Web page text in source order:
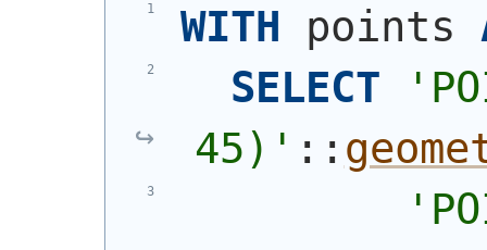
WITH points
SELECT
'
45) ' ::
'